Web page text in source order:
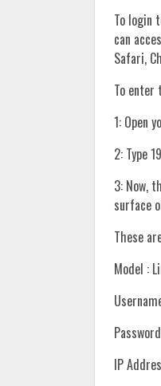
To login
can
Safari,
To enter
1: Open
2: Type
3: Now,
surface
These
Model :
IP